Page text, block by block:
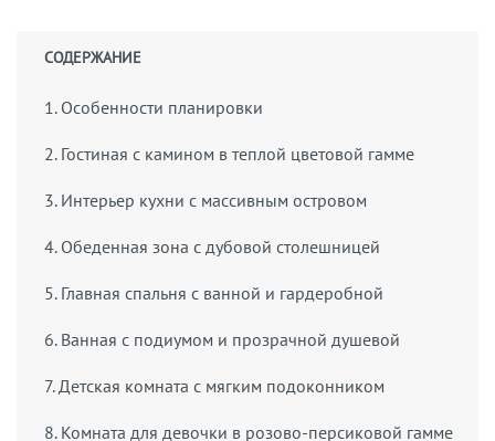
СОДЕРЖАНИЕ
1. Особенности планировки
2. Гостиная с камином в теплой цветовой гамме
3. Интерьер кухни с массивным островом
4. Обеденная зона с дубовой столешницей
5. Главная спальня с ванной и гардеробной
6. Ванная с подиумом и прозрачной душевой
7. Детская комната с мягким подоконником
8. Комната для девочки в розово-персиковой гамме